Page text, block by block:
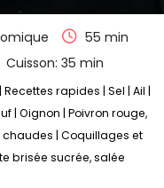
55 min
Cuisson: 35 min
Recettes rapides Sel Ail
Oignon Poivron rouge,
chaudes Coquillages et
brisée sucrée, salée